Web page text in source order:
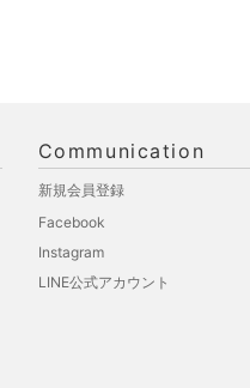
Communication
新規会員登録
Facebook
Instagram
LINE公式アカウント